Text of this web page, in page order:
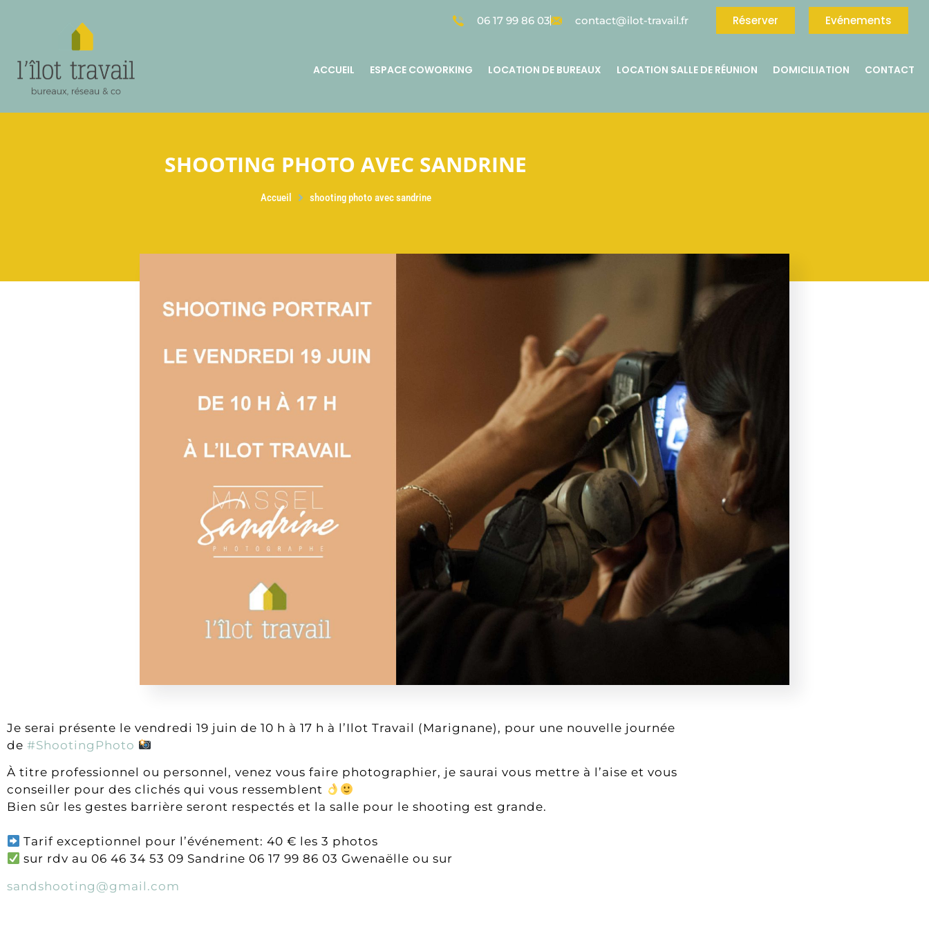
06 17 99 86 03 contact@ilot-travail.fr Réserver Evénements
ACCUEIL ESPACE COWORKING LOCATION DE BUREAUX LOCATION SALLE DE RÉUNION DOMICILIATION CONTACT
SHOOTING PHOTO AVEC SANDRINE
Accueil shooting photo avec sandrine
Je serai présente le vendredi 19 juin de 10 h à 17 h à l’Ilot Travail (Marignane), pour une nouvelle journée
de #ShootingPhoto
À titre professionnel ou personnel, venez vous faire photographier, je saurai vous mettre à l’aise et vous
conseiller pour des clichés qui vous ressemblent
Bien sûr les gestes barrière seront respectés et la salle pour le shooting est grande.
Tarif exceptionnel pour l’événement: 40 € les 3 photos
sur rdv au 06 46 34 53 09 Sandrine 06 17 99 86 03 Gwenaëlle ou sur
sandshooting@gmail.com